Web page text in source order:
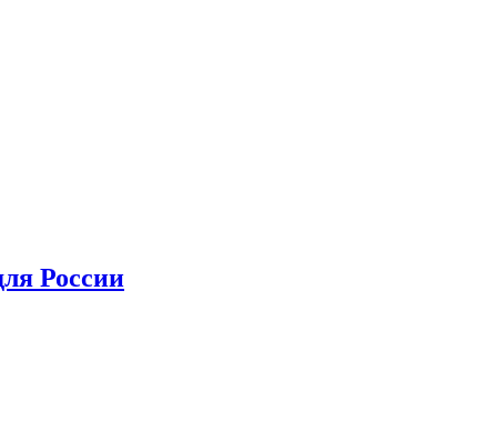
России